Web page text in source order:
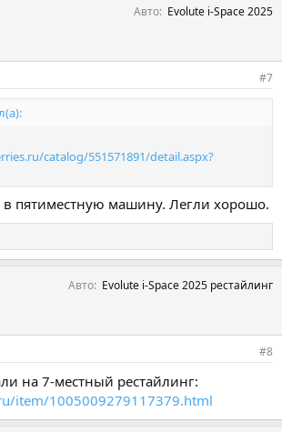
Авто Evolute i-Space 2025
#7
catalog/551571891/detail.aspx?
в пятиместную машину. Легли хорошо.
Авто Evolute i-Space 2025 рестайлинг
#8
на 7-местный рестайлинг:
item/1005009279117379.html